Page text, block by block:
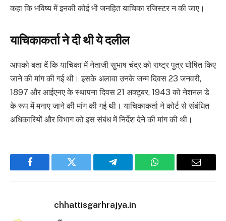
कहा कि भविष्य में इनकी कोई भी जनहित याचिका रजिस्टर न की जाए।
याचिकाकर्ता ने दी थी ये दलील
आपको बता दें कि याचिका में नेताजी सुभाष चंद्र को राष्ट्र पुत्र घोषित किए
जाने की मांग की गई थी। इसके अलावा उनके जन्म दिवस 23 जनवरी,
1897 और आईएनए के स्थापना दिवस 21 अक्टूबर, 1943 को नेशनल डे
के रूप में मनाए जाने की मांग की गई थी। याचिकाकर्ता ने कोर्ट से संबंधित
अधिकारियों और विभाग को इस संबंध में निर्देश देने की मांग की थी।
Facebook Twitter Telegram WhatsApp Email
chhattisgarhrajya.in